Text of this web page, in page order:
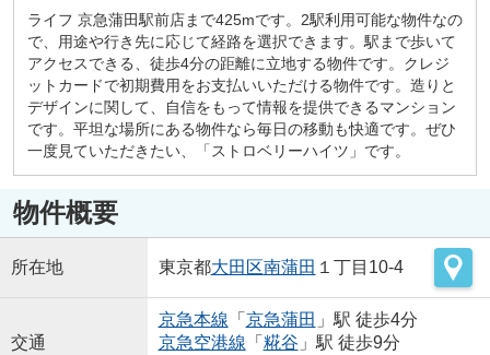
ライフ 京急蒲田駅前店まで425mです。2駅利用可能な物件なの
で、用途や行き先に応じて経路を選択できます。駅まで歩いて
アクセスできる、徒歩4分の距離に立地する物件です。クレジ
ットカードで初期費用をお支払いいただける物件です。造りと
デザインに関して、自信をもって情報を提供できるマンション
です。平坦な場所にある物件なら毎日の移動も快適です。ぜひ
一度見ていただきたい、「ストロベリーハイツ」です。
物件概要
所在地 東京都大田区南蒲田 １丁目10-4
交通
京急本線 「 京急蒲田 」駅 徒歩4分
京急空港線 「 糀谷 」駅 徒歩9分